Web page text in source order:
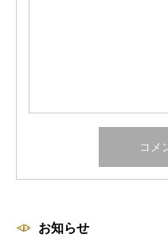
お知らせ